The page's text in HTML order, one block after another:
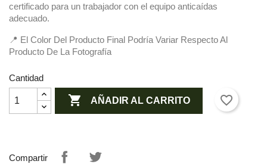
certificado para un trabajador con el equipo anticaídas
adecuado.
📍 El Color Del Producto Final Podría Variar Respecto Al
Producto De La Fotografía
Cantidad
 AÑADIR AL CARRITO favorite_border
Compartir